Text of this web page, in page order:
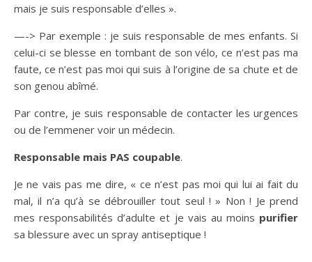
mais je suis responsable d’elles ».
—-> Par exemple : je suis responsable de mes enfants. Si
celui-ci se blesse en tombant de son vélo, ce n’est pas ma
faute, ce n’est pas moi qui suis à l’origine de sa chute et de
son genou abîmé.
Par contre, je suis responsable de contacter les urgences
ou de l’emmener voir un médecin.
Responsable mais PAS coupable.
Je ne vais pas me dire, « ce n’est pas moi qui lui ai fait du
mal, il n’a qu’à se débrouiller tout seul ! » Non ! Je prend
mes responsabilités d’adulte et je vais au moins purifier
sa blessure avec un spray antiseptique !